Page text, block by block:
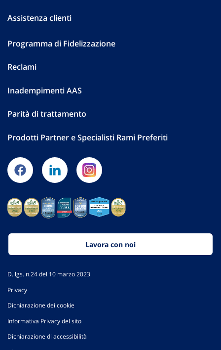
Assistenza clienti
Programma di Fidelizzazione
Reclami
Inadempimenti AAS
Parità di trattamento
Prodotti Partner e Specialisti Rami Preferiti
Lavora con noi
D. lgs. n.24 del 10 marzo 2023
Privacy
Dichiarazione dei cookie
Informativa Privacy del sito
Dichiarazione di accessibilità